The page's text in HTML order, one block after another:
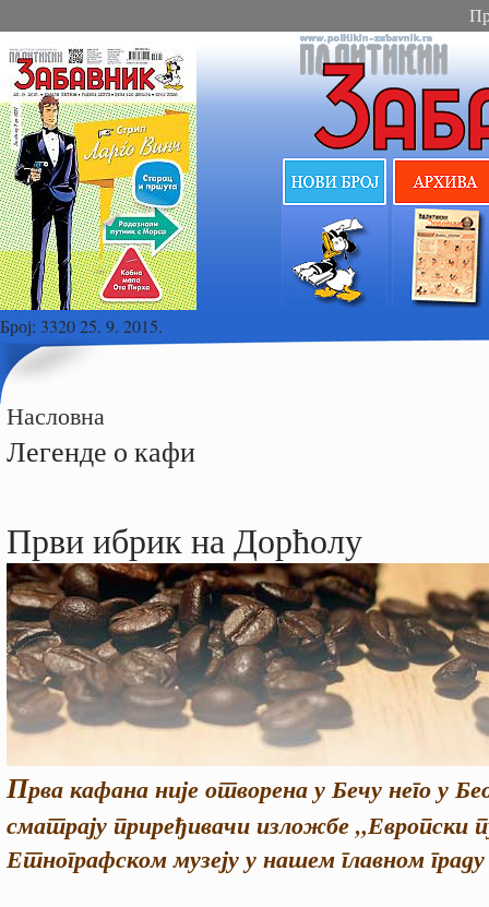
Број: 3320 25. 9. 2015.
Насловна
Легенде о кафи
Први ибрик на Дорћолу
Прва кафана није отворена у Бечу него у
сматрају приређивачи изложбе „Европски
Етнографском музеју у нашем главном граду